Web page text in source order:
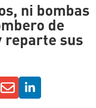
ni bombas
de
reparte sus